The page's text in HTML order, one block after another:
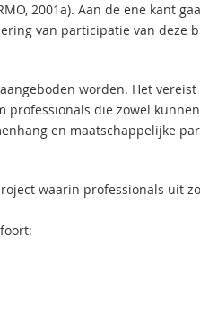
2001a). Aan de ene kant
van participatie van deze
worden. Het
die zowel
en maatschappelijke
waarin professionals uit